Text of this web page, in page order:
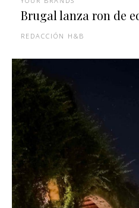
Brugal lanza ron de
REDACCIÓN H&B